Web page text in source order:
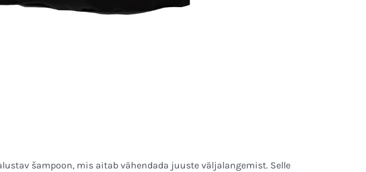
šampoon, mis aitab vähendada juuste väljalangemist. Selle